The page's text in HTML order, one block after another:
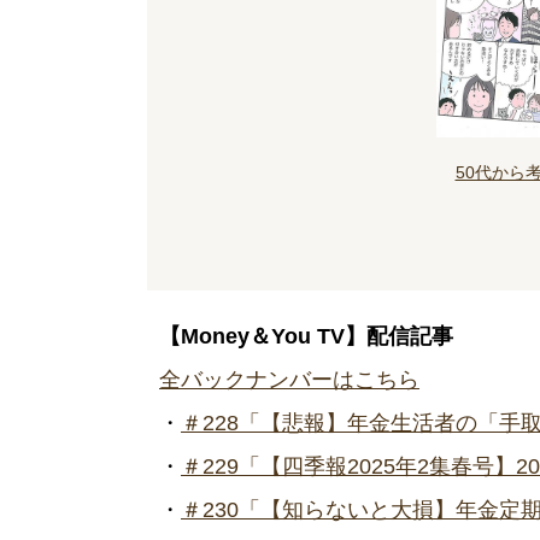
50代から
【Money＆You TV】配信記事
全バックナンバーはこちら
・ ＃228「【悲報】年金生活者の「手
・ ＃229「【四季報2025年2集春号】
・ ＃230「【知らないと大損】年金定